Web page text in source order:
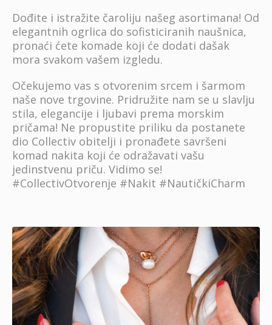
Dođite i istražite čaroliju našeg asortimana! Od
elegantnih ogrlica do sofisticiranih naušnica,
pronaći ćete komade koji će dodati dašak
mora svakom vašem izgledu.
Očekujemo vas s otvorenim srcem i šarmom
naše nove trgovine. Pridružite nam se u slavlju
stila, elegancije i ljubavi prema morskim
pričama! Ne propustite priliku da postanete
dio Collectiv obitelji i pronađete savršeni
komad nakita koji će odražavati vašu
jedinstvenu priču. Vidimo se!
#CollectivOtvorenje #Nakit #NautičkiCharm